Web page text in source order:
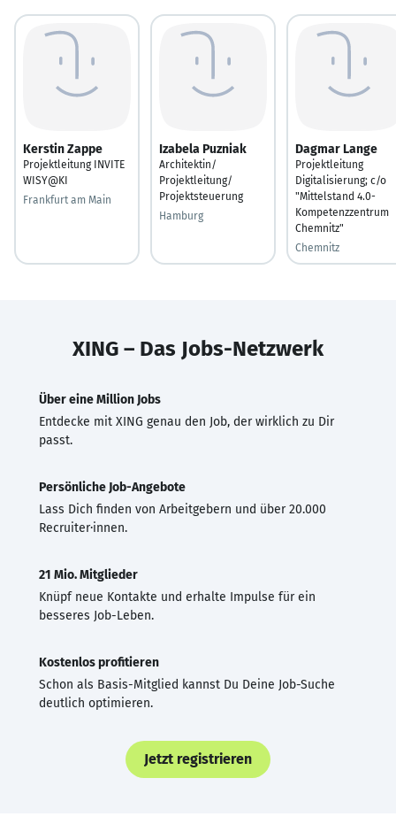
Kerstin Zappe
Projektleitung INVITE
WISY@KI
Frankfurt am Main
Izabela Puzniak
Architektin/
Projektleitung/
Projektsteuerung
Hamburg
Dagmar Lange
Projektleitung
Digitalisierung; c/o
"Mittelstand 4.0-
Kompetenzzentrum
Chemnitz"
Chemnitz
XING – Das Jobs-Netzwerk
Über eine Million Jobs
Entdecke mit XING genau den Job, der wirklich zu Dir
passt.
Persönliche Job-Angebote
Lass Dich finden von Arbeitgebern und über 20.000
Recruiter·innen.
21 Mio. Mitglieder
Knüpf neue Kontakte und erhalte Impulse für ein
besseres Job-Leben.
Kostenlos profitieren
Schon als Basis-Mitglied kannst Du Deine Job-Suche
deutlich optimieren.
Jetzt registrieren